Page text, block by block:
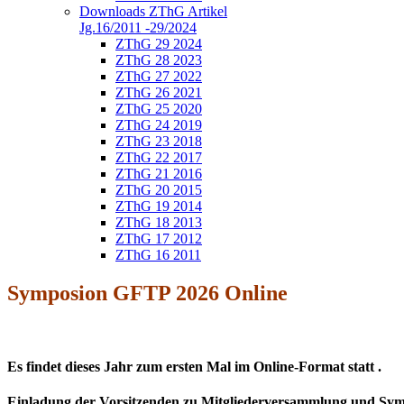
Downloads ZThG Artikel
Jg.16/2011 -29/2024
ZThG 29 2024
ZThG 28 2023
ZThG 27 2022
ZThG 26 2021
ZThG 25 2020
ZThG 24 2019
ZThG 23 2018
ZThG 22 2017
ZThG 21 2016
ZThG 20 2015
ZThG 19 2014
ZThG 18 2013
ZThG 17 2012
ZThG 16 2011
Symposion GFTP 2026 Online
Es findet dieses Jahr zum ersten Mal im Online-Format statt .